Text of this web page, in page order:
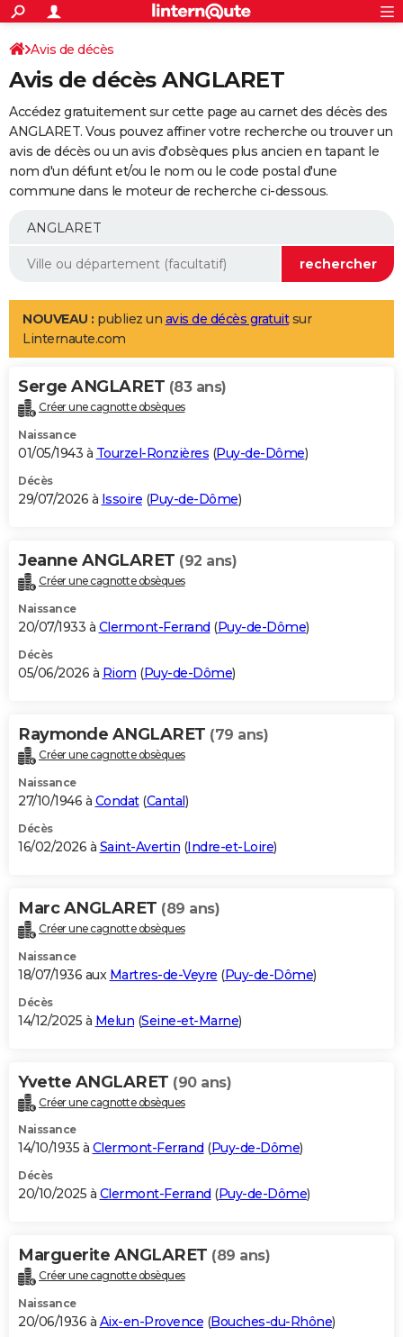
ACTUALITÉS
Politique
Société
Faits Divers
Education
Monde
Villes
+
SPORT
Coupe du monde 2026
Football
Tennis
Cyclisme
Rugby
Forum
Programme TV
TNT
Streaming
Cinéma
Sorties cinéma
Musique
+
FINANCE
Retraite
Epargne
Immobilier
Risques naturels par ville
Banque
Assurance
AUTO
Essais
Réserver un essai
Citadines
Berlines
SUV
Forum auto
+
Mobiles
Meilleur smartphone
Internet
Ordinateurs
Jeux vidéo
Guide high-tech
Aménagement intérieur
LIFESTYLE
Art de vivre
Bien-être
Loisirs
Mode
Modes de vie
Alimentation
Guide de la santé
Maladies
Médicaments
Sommeil
VOYAGE
Destinations
City break
Voyage nature
Voyage de noces
Forum
Climat
+PHOTO
GUIDES D'ACHAT
BONS PLANS
Carte de Noël
Carte Bonne année
Carte Saint-Valentin
Carte Pâques
Carte d'anniversaire
DICTIONNAIRE
Dictionnaire
Biographies
Citations
Expressions
Proverbes
PROGRAMME TV
S'inscrire
Se connecter
Lycées
Collèges
Primaires
Universités
Entreprises
Service militaire
Avis de recherche
AVIS DE DÉCÈS
Bricolage
Lifestyle
Culture
Sport
Auto
Television
Voyage
Cinema
Avis de décès
Avis de décès ANGLARET
Accédez gratuitement sur cette page au carnet des décès des
ANGLARET. Vous pouvez affiner votre recherche ou trouver un
avis de décès ou un avis d'obsèques plus ancien en tapant le
nom d'un défunt et/ou le nom ou le code postal d'une
commune dans le moteur de recherche ci-dessous.
NOUVEAU : publiez un avis de décès gratuitsur
Linternaute.com
Serge ANGLARET (83 ans)
Créer une cagnotte obsèques
Naissance
01/05/1943 à Tourzel-Ronzières (Puy-de-Dôme)
Décès
29/07/2026 à Issoire (Puy-de-Dôme)
Jeanne ANGLARET (92 ans)
Créer une cagnotte obsèques
Naissance
20/07/1933 à Clermont-Ferrand (Puy-de-Dôme)
Décès
05/06/2026 à Riom (Puy-de-Dôme)
Raymonde ANGLARET (79 ans)
Créer une cagnotte obsèques
Naissance
27/10/1946 à Condat(Cantal)
Décès
16/02/2026 à Saint-Avertin (Indre-et-Loire)
Marc ANGLARET (89 ans)
Créer une cagnotte obsèques
Naissance
18/07/1936 aux Martres-de-Veyre (Puy-de-Dôme)
Décès
14/12/2025 à Melun (Seine-et-Marne)
Yvette ANGLARET (90 ans)
Créer une cagnotte obsèques
Naissance
14/10/1935 à Clermont-Ferrand (Puy-de-Dôme)
Décès
20/10/2025 à Clermont-Ferrand (Puy-de-Dôme)
Marguerite ANGLARET (89 ans)
Créer une cagnotte obsèques
Naissance
20/06/1936 à Aix-en-Provence (Bouches-du-Rhône)